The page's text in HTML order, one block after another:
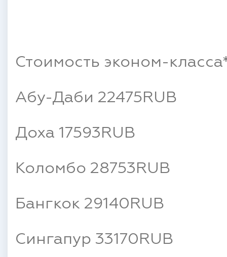
Стоимость эконом-
Абу-Даби 22475RUB
Доха 17593RUB
Коломбо 28753RUB
Бангкок 29140RUB
Сингапур 33170RUB